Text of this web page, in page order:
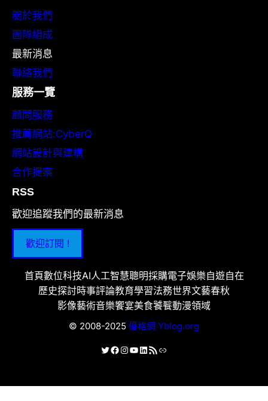
關於我們
團隊組成
最新消息
聯絡我們
服務一覽
顧問服務
推薦網站:CyberQ
網站設計與建構
合作提案
RSS
歡迎追蹤我們的最新消息
歡迎訂閱 !
首頁數位科技AI人工智慧聰明採購電子娛樂自遊自在
歷史探討時事評論教育學習法務世界文藝春秋
影像藝術音樂饗宴美食饕餮動漫領域
© 2008-2025 優格網 Yblog.org
X Facebook
Instagram
YouTube
LinkedIn
RSS 資訊提供連結